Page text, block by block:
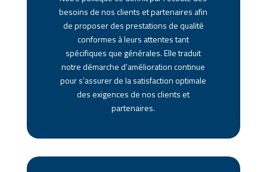
besoins de nos clients et partenaires afin
de proposer des prestations de qualité
conformes à leurs attentes tant
spécifiques que générales. Elle traduit
notre démarche d’amélioration continue
pour s’assurer de la satisfaction optimale
des exigences de nos clients et
partenaires.